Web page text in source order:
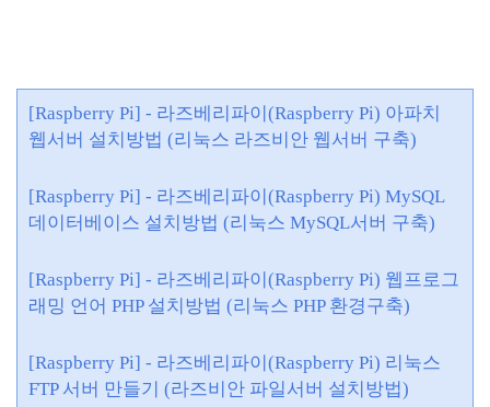
[Raspberry Pi] - 라즈베리파이(Raspberry Pi) 아파치
웹서버 설치방법 (리눅스 라즈비안 웹서버 구축)
[Raspberry Pi] - 라즈베리파이(Raspberry Pi) MySQL
데이터베이스 설치방법 (리눅스 MySQL서버 구축)
[Raspberry Pi] - 라즈베리파이(Raspberry Pi) 웹프로그
래밍 언어 PHP 설치방법 (리눅스 PHP 환경구축)
[Raspberry Pi] - 라즈베리파이(Raspberry Pi) 리눅스
FTP 서버 만들기 (라즈비안 파일서버 설치방법)